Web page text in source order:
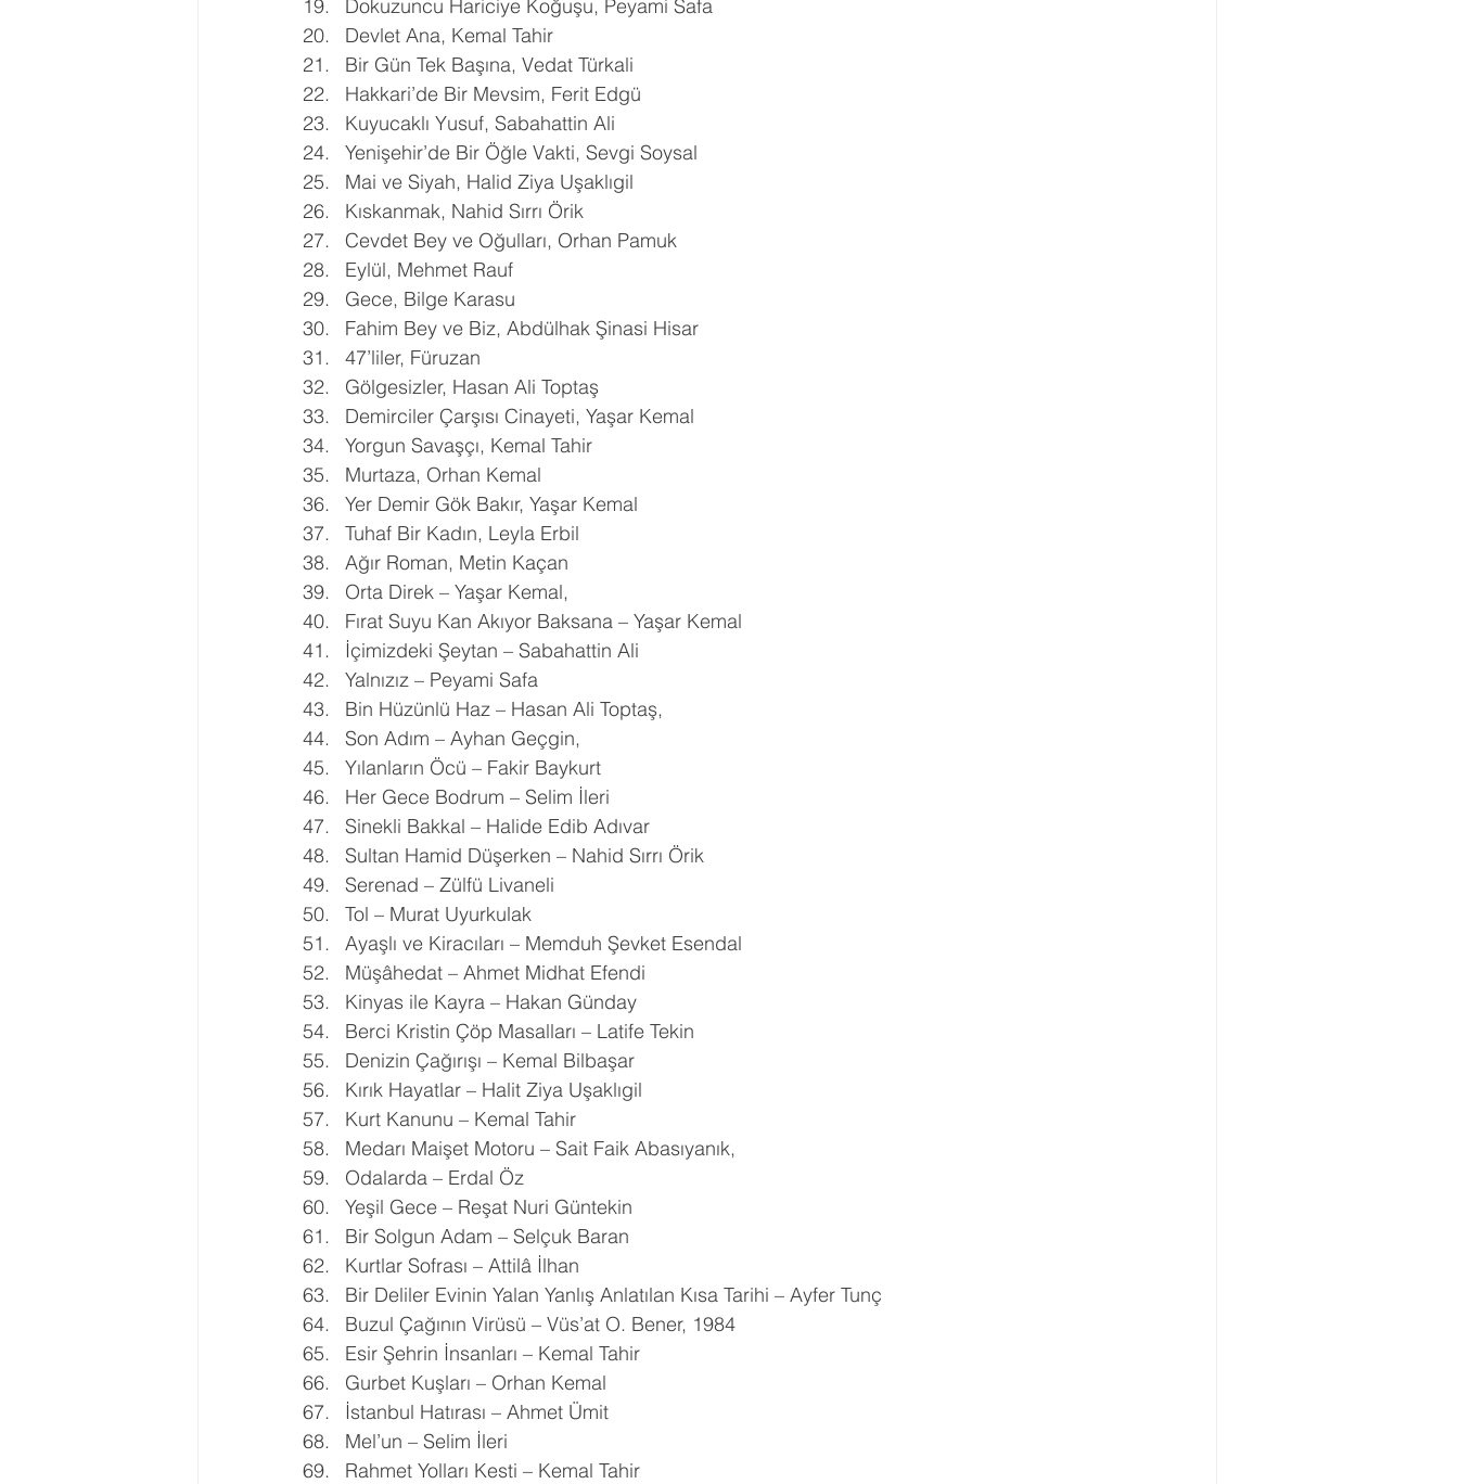
Dokuzuncu Hariciye Koğuşu, Peyami Safa
Devlet Ana, Kemal Tahir
Bir Gün Tek Başına, Vedat Türkali
Hakkari’de Bir Mevsim, Ferit Edgü
Kuyucaklı Yusuf, Sabahattin Ali
Yenişehir’de Bir Öğle Vakti, Sevgi Soysal
Mai ve Siyah, Halid Ziya Uşaklıgil
Kıskanmak, Nahid Sırrı Örik
Cevdet Bey ve Oğulları, Orhan Pamuk
Eylül, Mehmet Rauf
Gece, Bilge Karasu
Fahim Bey ve Biz, Abdülhak Şinasi Hisar
47’liler, Füruzan
Gölgesizler, Hasan Ali Toptaş
Demirciler Çarşısı Cinayeti, Yaşar Kemal
Yorgun Savaşçı, Kemal Tahir
Murtaza, Orhan Kemal
Yer Demir Gök Bakır, Yaşar Kemal
Tuhaf Bir Kadın, Leyla Erbil
Ağır Roman, Metin Kaçan
Orta Direk – Yaşar Kemal,
Fırat Suyu Kan Akıyor Baksana – Yaşar Kemal
İçimizdeki Şeytan – Sabahattin Ali
Yalnızız – Peyami Safa
Bin Hüzünlü Haz – Hasan Ali Toptaş,
Son Adım – Ayhan Geçgin,
Yılanların Öcü – Fakir Baykurt
Her Gece Bodrum – Selim İleri
Sinekli Bakkal – Halide Edib Adıvar
Sultan Hamid Düşerken – Nahid Sırrı Örik
Serenad – Zülfü Livaneli
Tol – Murat Uyurkulak
Ayaşlı ve Kiracıları – Memduh Şevket Esendal
Müşâhedat – Ahmet Midhat Efendi
Kinyas ile Kayra – Hakan Günday
Berci Kristin Çöp Masalları – Latife Tekin
Denizin Çağırışı – Kemal Bilbaşar
Kırık Hayatlar – Halit Ziya Uşaklıgil
Kurt Kanunu – Kemal Tahir
Medarı Maişet Motoru – Sait Faik Abasıyanık,
Odalarda – Erdal Öz
Yeşil Gece – Reşat Nuri Güntekin
Bir Solgun Adam – Selçuk Baran
Kurtlar Sofrası – Attilâ İlhan
Bir Deliler Evinin Yalan Yanlış Anlatılan Kısa Tarihi – Ayfer Tunç
Buzul Çağının Virüsü – Vüs’at O. Bener, 1984
Esir Şehrin İnsanları – Kemal Tahir
Gurbet Kuşları – Orhan Kemal
İstanbul Hatırası – Ahmet Ümit
Mel’un – Selim İleri
Rahmet Yolları Kesti – Kemal Tahir